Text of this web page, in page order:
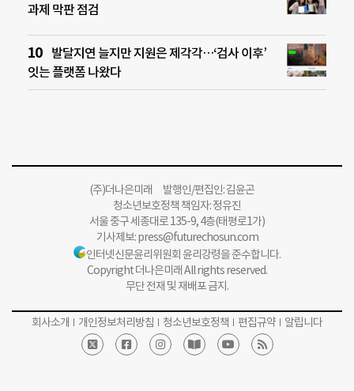
과제 막판 점검
발달지연 늘지만 지원은 제각각…‘검사 이후’
잇는 플랫폼 나왔다
(주)더나은미래 발행인/편집인: 김윤곤
청소년보호정책 책임자: 정유진
서울 중구 세종대로 135-9, 4층(태평로1가)
기사제보:press@futurechosun.com
인터넷신문윤리위원회 윤리강령을 준수합니다.
Copyright 더나은미래 All rights reserved.
무단 전재 및 재배포 금지.
회사소개 개인정보처리방침 청소년보호정책 편집규약 알립니다